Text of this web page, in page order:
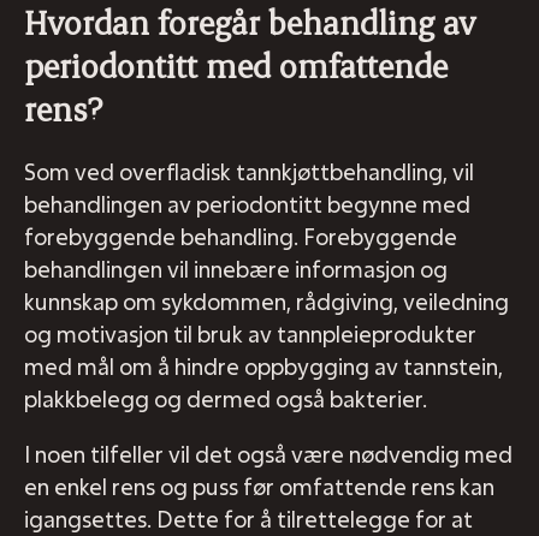
Hvordan foregår behandling av
periodontitt med omfattende
rens?
Som ved overfladisk tannkjøttbehandling, vil
behandlingen av periodontitt begynne med
forebyggende behandling. Forebyggende
behandlingen vil innebære informasjon og
kunnskap om sykdommen, rådgiving, veiledning
og motivasjon til bruk av tannpleieprodukter
med mål om å hindre oppbygging av tannstein,
plakkbelegg og dermed også bakterier.
I noen tilfeller vil det også være nødvendig med
en enkel rens og puss før omfattende rens kan
igangsettes. Dette for å tilrettelegge for at